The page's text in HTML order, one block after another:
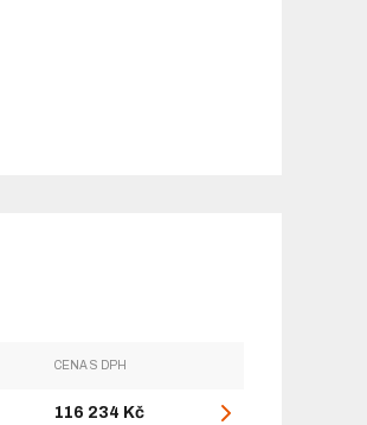
CENA S DPH
116 234 Kč